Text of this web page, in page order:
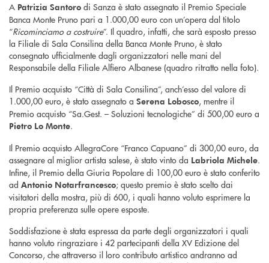
A Patrizia Santoro di Sanza è stato assegnato il Premio Speciale
Banca Monte Pruno pari a 1.000,00 euro con un’opera dal titolo
“Ricominciamo a costruire”. Il quadro, infatti, che sarà esposto presso
la Filiale di Sala Consilina della Banca Monte Pruno, è stato
consegnato ufficialmente dagli organizzatori nelle mani del
Responsabile della Filiale Alfiero Albanese (quadro ritratto nella foto).
Il Premio acquisto “Città di Sala Consilina”, anch’esso del valore di
1.000,00 euro, è stato assegnato a Serena Lobosco, mentre il
Premio acquisto “Sa.Gest. – Soluzioni tecnologiche” di 500,00 euro a
Pietro Lo Monte.
Il Premio acquisto AllegraCore “Franco Capuano” di 300,00 euro, da
assegnare al miglior artista salese, è stato vinto da Labriola Michele.
Infine, il Premio della Giuria Popolare di 100,00 euro è stato conferito
ad Antonio Notarfrancesco; questo premio è stato scelto dai
visitatori della mostra, più di 600, i quali hanno voluto esprimere la
propria preferenza sulle opere esposte.
Soddisfazione è stata espressa da parte degli organizzatori i quali
hanno voluto ringraziare i 42 partecipanti della XV Edizione del
Concorso, che attraverso il loro contributo artistico andranno ad